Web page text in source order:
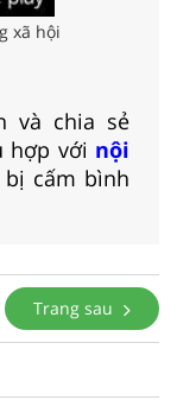
xã hội
và chia sẻ
hợp với nội
cấm bình
Trang sau